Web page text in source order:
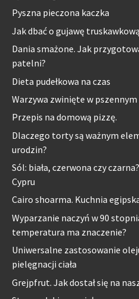
Pyszna pieczona kaczka
Jak dbać o gujawę
Dania smażone. Jak
patelni?
Dieta pudełkowa na czas
Warzywa zwinięte w
Przepis na domową pizzę.
Dlaczego torty są ważnym
urodzin?
Sól: biała, czerwona czy
Cypru
Cairo shoarma. Kuchnia
Wyparzanie naczyń w 90
temperatura ma znaczenie?
Uniwersalne zastosowanie
pielęgnacji ciała
Grejpfrut. Jak dostał się na